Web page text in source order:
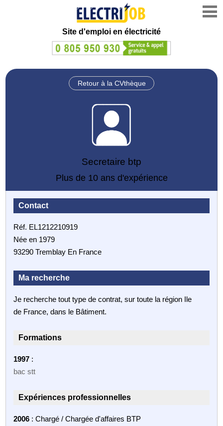
Site d'emploi en électricité
Retour à la CVthèque
Secretaire btp
Plus de 10 ans d'expérience
Contact
Réf. EL1212210919
Née en 1979
93290 Tremblay En France
Ma recherche
Je recherche tout type de contrat, sur toute la région Ile
de France, dans le Bâtiment.
Formations
1997 :
bac stt
Expériences professionnelles
2006 : Chargé / Chargée d'affaires BTP